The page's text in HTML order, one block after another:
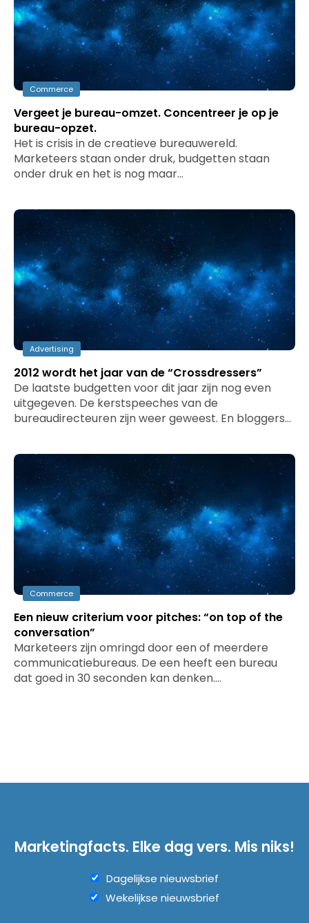
Commerce
Vergeet je bureau-omzet. Concentreer je op je
bureau-opzet.
Het is crisis in de creatieve bureauwereld.
Marketeers staan onder druk, budgetten staan
onder druk en het is nog maar…
Advertising
2012 wordt het jaar van de “Crossdressers”
De laatste budgetten voor dit jaar zijn nog even
uitgegeven. De kerstspeeches van de
bureaudirecteuren zijn weer geweest. En bloggers…
Commerce
Een nieuw criterium voor pitches: “on top of the
conversation”
Marketeers zijn omringd door een of meerdere
communicatiebureaus. De een heeft een bureau
dat goed in 30 seconden kan denken.…
Marketingfacts. Elke dag vers. Mis niks!
Dagelijkse nieuwsbrief
Wekelijkse nieuwsbrief